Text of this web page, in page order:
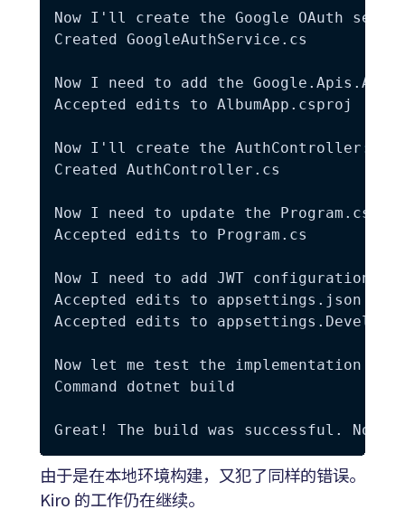
Now I'll create the Google OAuth
Created GoogleAuthService.cs
Now I need to add the
Accepted edits to AlbumApp.csproj
Now I'll create the AuthController:
Created AuthController.cs
Now I need to update the Program.cs
Accepted edits to Program.cs
Now I need to add JWT configuration
Accepted edits to appsettings.json
Accepted edits to
Now let me test the implementation
Command dotnet build
由于是在本地环境构建，又犯了同样的错误。
Kiro 的工作仍在继续。